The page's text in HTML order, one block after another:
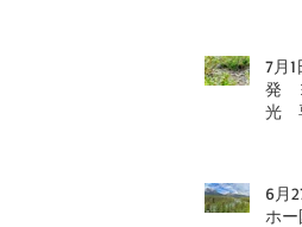
7月
発
光
6月
ホ